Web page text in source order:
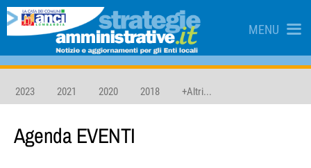
MENU
2023 2021 2020 2018 +Altri...
Agenda EVENTI